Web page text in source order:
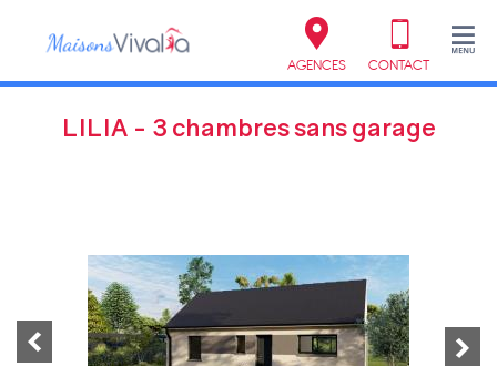
AGENCES CONTACT
LILIA - 3 chambres sans garage